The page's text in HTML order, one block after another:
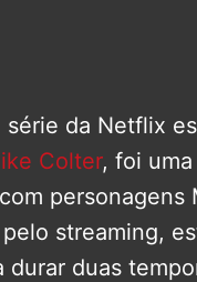
série da Netflix
Colter, foi
personagens
streaming,
durar duas